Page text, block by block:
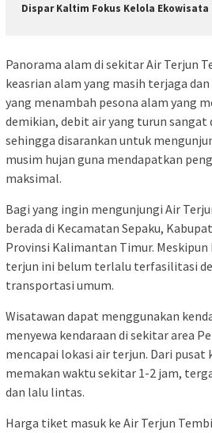
Dispar Kaltim Fokus Kelola Ekowisata
Panorama alam di sekitar Air Terjun
keasrian alam yang masih terjaga
yang menambah pesona alam yang
demikian, debit air yang turun
sehingga disarankan untuk
musim hujan guna mendapatkan
maksimal.
Bagi yang ingin mengunjungi Air
berada di Kecamatan Sepaku,
Provinsi Kalimantan Timur.
terjun ini belum terlalu terfasilitasi
transportasi umum.
Wisatawan dapat menggunakan
menyewa kendaraan di sekitar area
mencapai lokasi air terjun. Dari pusat
memakan waktu sekitar 1-2 jam,
dan lalu lintas.
Harga tiket masuk ke Air Terjun